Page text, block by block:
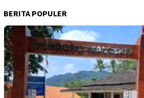
BERITA POPULER